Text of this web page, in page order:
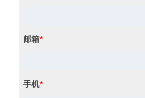
邮箱*
手机*